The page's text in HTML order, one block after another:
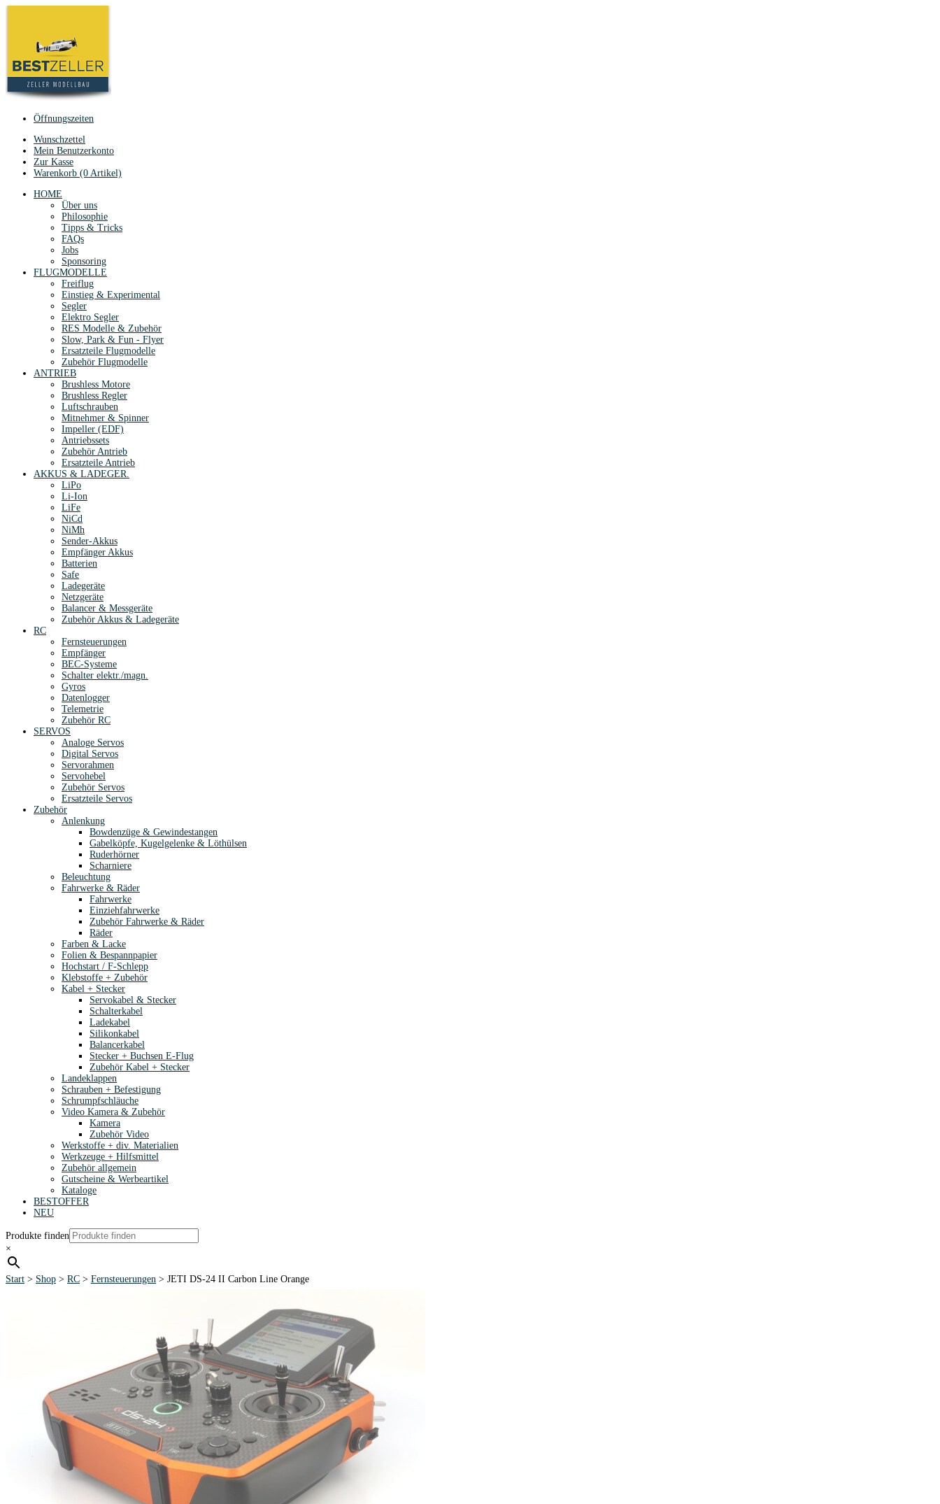
Öffnungszeiten
Wunschzettel
Mein Benutzerkonto
Zur Kasse
Warenkorb (0 Artikel)
HOME
Über uns
Philosophie
Tipps & Tricks
FAQs
Jobs
Sponsoring
FLUGMODELLE
Freiflug
Einstieg & Experimental
Segler
Elektro Segler
RES Modelle & Zubehör
Slow, Park & Fun - Flyer
Ersatzteile Flugmodelle
Zubehör Flugmodelle
ANTRIEB
Brushless Motore
Brushless Regler
Luftschrauben
Mitnehmer & Spinner
Impeller (EDF)
Antriebssets
Zubehör Antrieb
Ersatzteile Antrieb
AKKUS & LADEGER.
LiPo
Li-Ion
LiFe
NiCd
NiMh
Sender-Akkus
Empfänger Akkus
Batterien
Safe
Ladegeräte
Netzgeräte
Balancer & Messgeräte
Zubehör Akkus & Ladegeräte
RC
Fernsteuerungen
Empfänger
BEC-Systeme
Schalter elektr./magn.
Gyros
Datenlogger
Telemetrie
Zubehör RC
SERVOS
Analoge Servos
Digital Servos
Servorahmen
Servohebel
Zubehör Servos
Ersatzteile Servos
Zubehör
Anlenkung
Bowdenzüge & Gewindestangen
Gabelköpfe, Kugelgelenke & Löthülsen
Ruderhörner
Scharniere
Beleuchtung
Fahrwerke & Räder
Fahrwerke
Einziehfahrwerke
Zubehör Fahrwerke & Räder
Räder
Farben & Lacke
Folien & Bespannpapier
Hochstart / F-Schlepp
Klebstoffe + Zubehör
Kabel + Stecker
Servokabel & Stecker
Schalterkabel
Ladekabel
Silikonkabel
Balancerkabel
Stecker + Buchsen E-Flug
Zubehör Kabel + Stecker
Landeklappen
Schrauben + Befestigung
Schrumpfschläuche
Video Kamera & Zubehör
Kamera
Zubehör Video
Werkstoffe + div. Materialien
Werkzeuge + Hilfsmittel
Zubehör allgemein
Gutscheine & Werbeartikel
Kataloge
BESTOFFER
NEU
Produkte finden
×
Start > Shop > RC > Fernsteuerungen > JETI DS-24 II Carbon Line Orange